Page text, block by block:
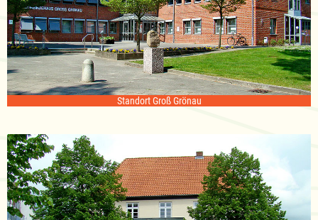
Standort Groß Grönau